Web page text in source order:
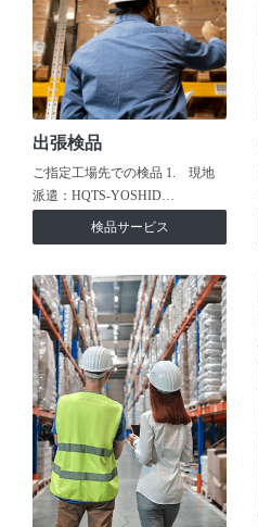
出張検品
ご指定工場先での検品 1. 現地
派遣：HQTS-YOSHID…
検品サービス